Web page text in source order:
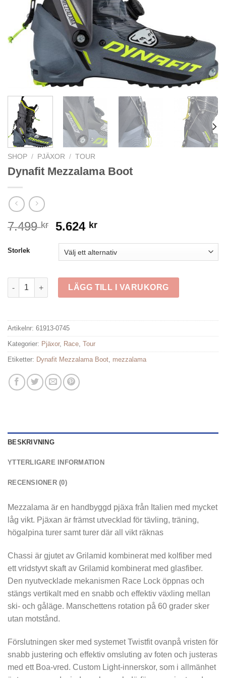
SHOP / PJÄXOR / TOUR
Dynafit Mezzalama Boot
7.499kr
Det
priset
var:
7.499 kr.
5.624 krDet
priset
är:
5.624 kr.
Storlek
Dynafit Mezzalama Boot mängd
LÄGG TILL I VARUKORG
Artikelnr: 61913-0745
Kategorier: Pjäxor, Race, Tour
Etiketter: Dynafit Mezzalama Boot, mezzalama
BESKRIVNING
YTTERLIGARE INFORMATION
RECENSIONER (0)
Mezzalama är en handbyggd pjäxa från Italien med mycket
låg vikt. Pjäxan är främst utvecklad för tävling, träning,
högalpina turer samt turer där all vikt räknas
Chassi är gjutet av Grilamid kombinerat med kolfiber med
ett vridstyvt skaft av Grilamid kombinerat med glasfiber.
Den nyutvecklade mekanismen Race Lock öppnas och
stängs vertikalt med en snabb och effektiv växling mellan
ski- och gåläge. Manschettens rotation på 60 grader sker
utan motstånd.
Förslutningen sker med systemet Twistfit ovanpå vristen för
snabb justering och effektiv omsluting av foten och justeras
med ett Boa-vred. Custom Light-innerskor, som i allmänhet